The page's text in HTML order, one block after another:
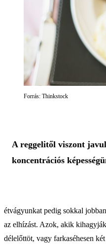
Forrás: Thinkstock
A reggelitől viszont
koncentrációs
étvágyunkat pedig sokkal
az elhízást. Azok, akik
délelőttöt, vagy farkaséhesen